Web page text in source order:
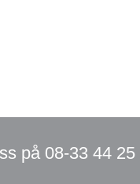
på 08-33 44 25